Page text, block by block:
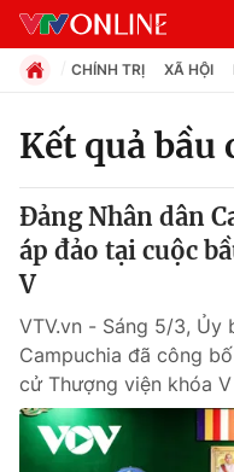
Chuyên mục
Chính trị
Pháp luật
Y tế
CHÍNH TRỊ XÃ HỘI
Kết quả bầu
Đảng Nhân dân
áp đảo tại cuộc
V
VTV.vn - Sáng 5/3, Ủy
Campuchia đã công
cử Thượng viện khóa